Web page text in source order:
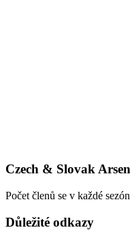
Czech & Slovak
Počet členů se v každé
Důležité odkazy